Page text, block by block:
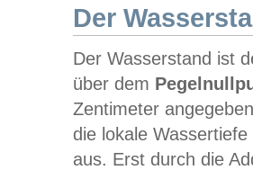
Der
Der Wasserstand ist
über dem
Zentimeter
die lokale
aus. Erst durch die